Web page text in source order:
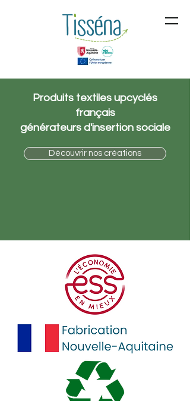
Produits textiles upcyclés
français
générateurs d'insertion sociale
Découvrir nos créations